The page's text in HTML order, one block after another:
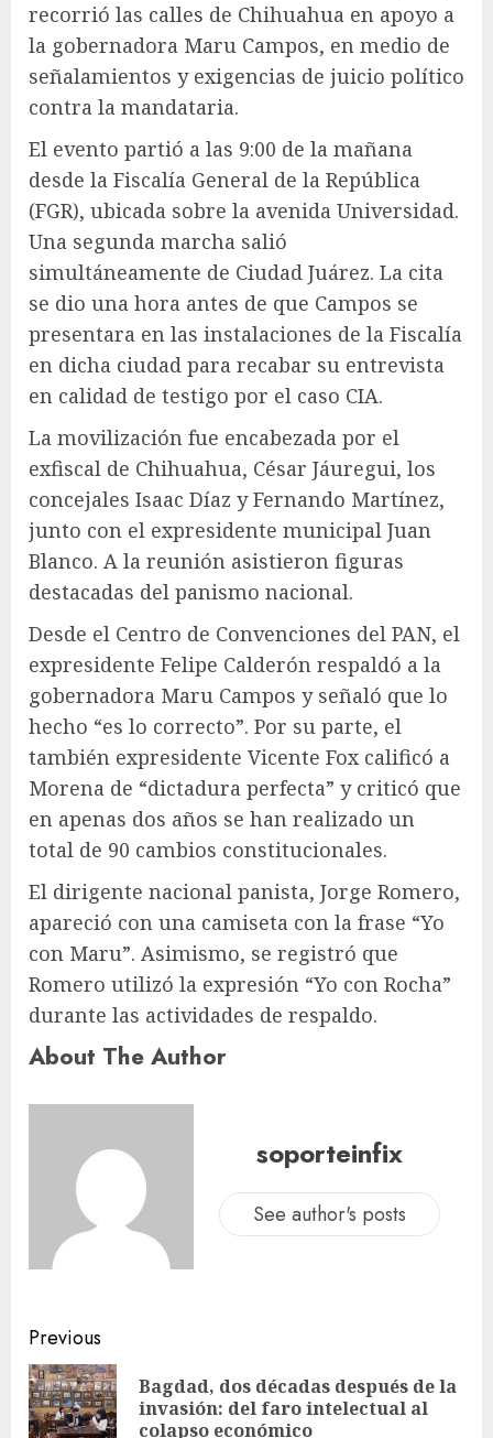
recorrió las calles de Chihuahua en apoyo a
la gobernadora Maru Campos, en medio de
señalamientos y exigencias de juicio político
contra la mandataria.
El evento partió a las 9:00 de la mañana
desde la Fiscalía General de la República
(FGR), ubicada sobre la avenida Universidad.
Una segunda marcha salió
simultáneamente de Ciudad Juárez. La cita
se dio una hora antes de que Campos se
presentara en las instalaciones de la Fiscalía
en dicha ciudad para recabar su entrevista
en calidad de testigo por el caso CIA.
La movilización fue encabezada por el
exfiscal de Chihuahua, César Jáuregui, los
concejales Isaac Díaz y Fernando Martínez,
junto con el expresidente municipal Juan
Blanco. A la reunión asistieron figuras
destacadas del panismo nacional.
Desde el Centro de Convenciones del PAN, el
expresidente Felipe Calderón respaldó a la
gobernadora Maru Campos y señaló que lo
hecho “es lo correcto”. Por su parte, el
también expresidente Vicente Fox calificó a
Morena de “dictadura perfecta” y criticó que
en apenas dos años se han realizado un
total de 90 cambios constitucionales.
El dirigente nacional panista, Jorge Romero,
apareció con una camiseta con la frase “Yo
con Maru”. Asimismo, se registró que
Romero utilizó la expresión “Yo con Rocha”
durante las actividades de respaldo.
About The Author
soporteinfix
See author's posts
Previous
Bagdad, dos décadas después de la
invasión: del faro intelectual al
colapso económico